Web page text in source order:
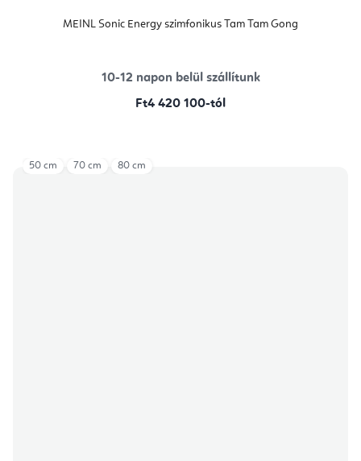
MEINL Sonic Energy szimfonikus Tam Tam Gong
10-12 napon belül szállítunk
Ft4 420 100-tól
50 cm 70 cm 80 cm